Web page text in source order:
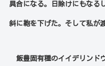
具合になる。日除けにもなる
斜に鞄を下げた。そして私が
飯豊固有種のイイデリンド